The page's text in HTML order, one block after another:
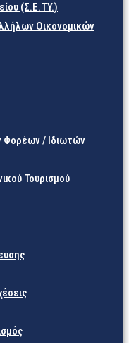
(Σ.Ε.TY.)
Οικονομικών
Φορέων / Ιδιωτών
Τουρισμού